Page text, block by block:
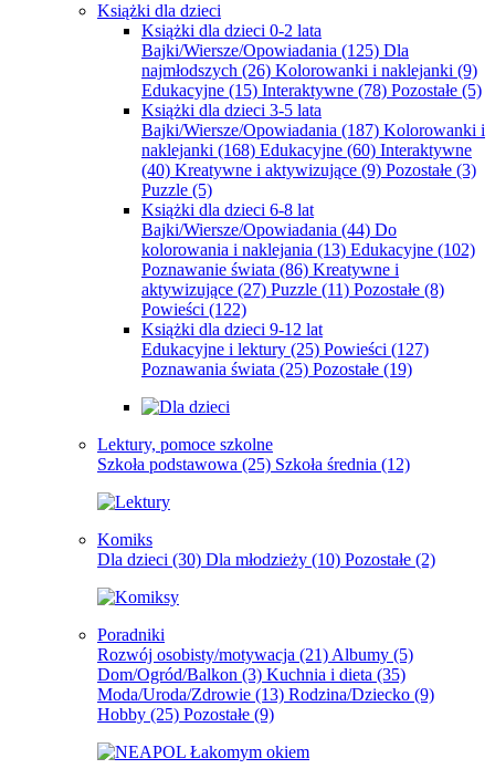
Książki dla dzieci
Książki dla dzieci 0-2 lata
Bajki/Wiersze/Opowiadania (125) Dla
najmłodszych (26) Kolorowanki i naklejanki (9)
Edukacyjne (15) Interaktywne (78) Pozostałe (5)
Książki dla dzieci 3-5 lata
Bajki/Wiersze/Opowiadania (187) Kolorowanki i
naklejanki (168) Edukacyjne (60) Interaktywne
(40) Kreatywne i aktywizujące (9) Pozostałe (3)
Puzzle (5)
Książki dla dzieci 6-8 lat
Bajki/Wiersze/Opowiadania (44) Do
kolorowania i naklejania (13) Edukacyjne (102)
Poznawanie świata (86) Kreatywne i
aktywizujące (27) Puzzle (11) Pozostałe (8)
Powieści (122)
Książki dla dzieci 9-12 lat
Edukacyjne i lektury (25) Powieści (127)
Poznawania świata (25) Pozostałe (19)
Lektury, pomoce szkolne
Szkoła podstawowa (25) Szkoła średnia (12)
Komiks
Dla dzieci (30) Dla młodzieży (10) Pozostałe (2)
Poradniki
Rozwój osobisty/motywacja (21) Albumy (5)
Dom/Ogród/Balkon (3) Kuchnia i dieta (35)
Moda/Uroda/Zdrowie (13) Rodzina/Dziecko (9)
Hobby (25) Pozostałe (9)